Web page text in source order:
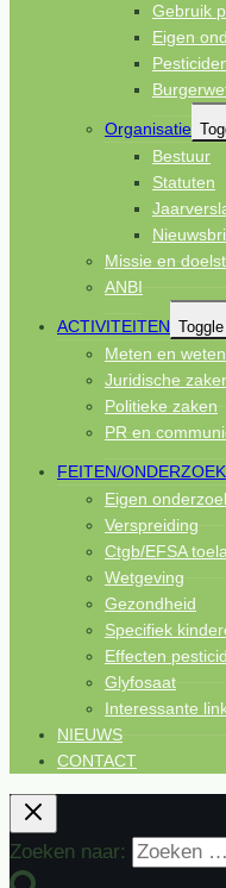
Gebruik
Eigen
Organisatie
Bestuur
Statuten
Missie en
ANBI
ACTIVITEITEN
Meten en
Juridische
Politieke zaken
PR en
FEITEN/ONDERZOEK
Eigen
Verspreiding
Ctgb/EFSA
Wetgeving
Gezondheid
Specifiek
Effecten
Glyfosaat
Interessante
NIEUWS
CONTACT
Zoeken naar: